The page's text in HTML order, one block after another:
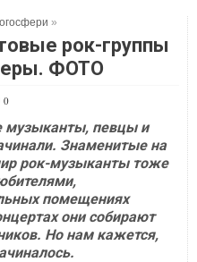
»
рок-группы
ФОТО
0
музыканты, певцы и
Знаменитые на
рок-музыканты тоже
помещениях
они собирают
Но нам кажется,